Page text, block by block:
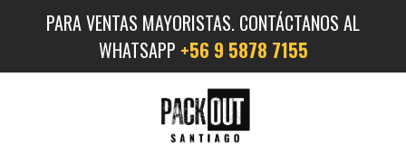
PARA VENTAS MAYORISTAS. CONTÁCTANOS AL
WHATSAPP +56 9 5878 7155